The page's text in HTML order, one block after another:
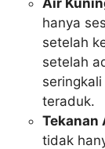
hanya
setelah
setelah
teraduk.
Tekanan
tidak